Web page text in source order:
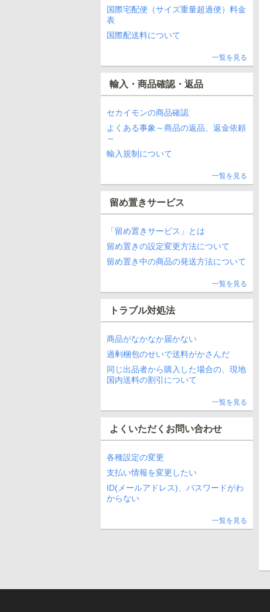
国際宅配便（サイズ重量超過便）料金
表
国際配送料について
一覧を見る
輸入・商品確認・返品
セカイモンの商品確認
よくある事象～商品の返品、返金依頼
～
輸入規制について
一覧を見る
留め置きサービス
「留め置きサービス」とは
留め置きの設定変更方法について
留め置き中の商品の発送方法について
一覧を見る
トラブル対処法
商品がなかなか届かない
過剰梱包のせいで送料がかさんだ
同じ出品者から購入した場合の、現地
国内送料の割引について
一覧を見る
よくいただくお問い合わせ
各種設定の変更
支払い情報を変更したい
ID(メールアドレス)、パスワードがわ
からない
一覧を見る